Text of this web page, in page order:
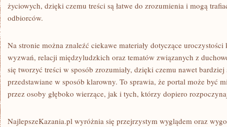
życiowych, dzięki czemu treści są łatwe do zrozumienia i mogą
odbiorców.
Na stronie można znaleźć ciekawe materiały dotyczące
wyzwań, relacji międzyludzkich oraz tematów związanych z
się tworzyć treści w sposób zrozumiały, dzięki czemu nawet
przedstawiane w sposób klarowny. To sprawia, że portal może być
przez osoby głęboko wierzące, jak i tych, którzy dopiero
NajlepszeKazania.pl wyróżnia się przejrzystym wyglądem oraz